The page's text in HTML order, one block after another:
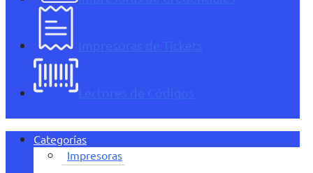
Impresoras de Tickets
Lectores de Códigos
Categorías
Impresoras